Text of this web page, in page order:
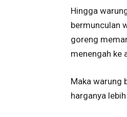
Hingga
bermunculan
goreng
menengah ke
Maka warung
harganya